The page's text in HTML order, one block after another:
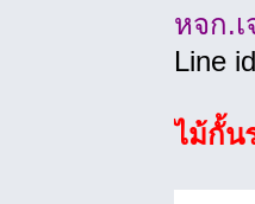
หจก.
Line
ไม้กั้น